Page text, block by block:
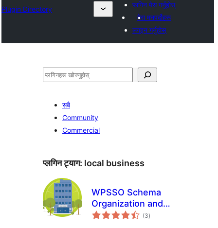
Plugin Directory
प्लगिन पेस गर्नुहोस्
मेरा मनपर्दोहरू
लगइन गर्नुहोस्
खोज्नुहोस्
सबै
Community
Commercial
प्लगिन ट्याग: local business
WPSSO Schema
Organization and
Place Manager
(3कुल
रेटिङ्गहरू
)